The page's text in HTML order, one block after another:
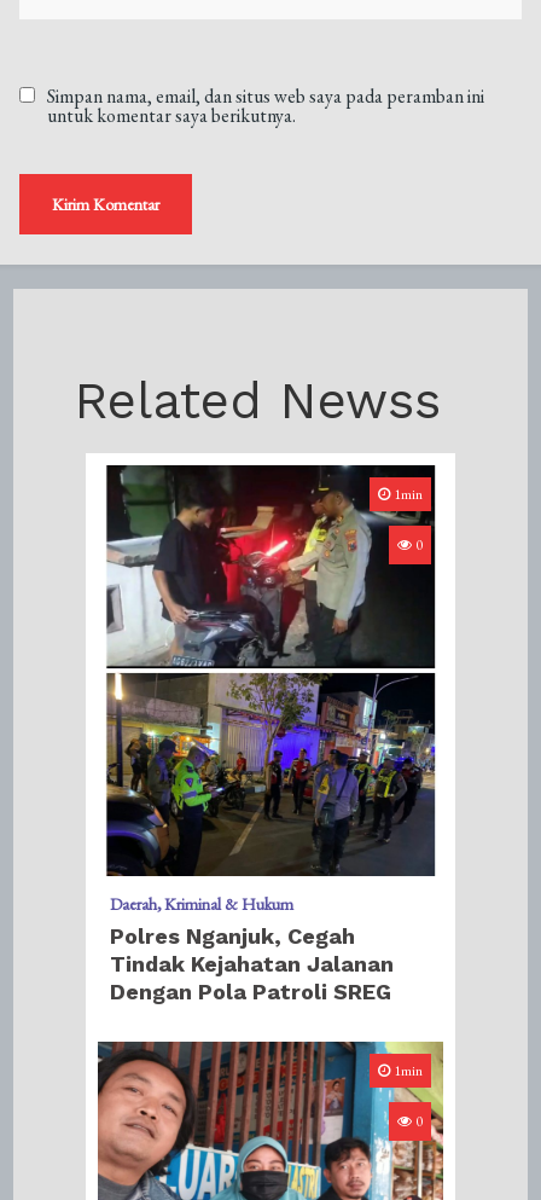
Simpan nama, email, dan situs web saya pada peramban ini
untuk komentar saya berikutnya.
Related Newss
1min
0
Daerah Kriminal & Hukum
Polres Nganjuk, Cegah
Tindak Kejahatan Jalanan
Dengan Pola Patroli SREG
1min
0